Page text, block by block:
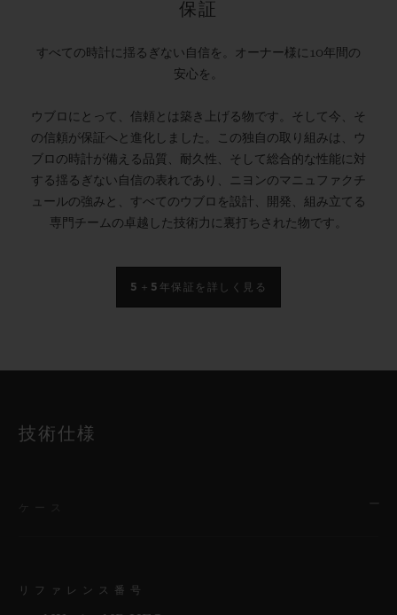
保証
すべての時計に揺るぎない自信を。オーナー様に10年間の
安心を。
ウブロにとって、信頼とは築き上げる物です。そして今、そ
の信頼が保証へと進化しました。この独自の取り組みは、ウ
ブロの時計が備える品質、耐久性、そして総合的な性能に対
する揺るぎない自信の表れであり、ニヨンのマニュファクチ
ュールの強みと、すべてのウブロを設計、開発、組み立てる
専門チームの卓越した技術力に裏打ちされた物です。
5＋5年保証を詳しく見る
技術仕様
リファレンス番号